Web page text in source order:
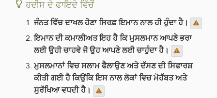
ਹਦੀਸ ਦੇ ਫਾਇਦੇ ਵਿੱਚੋਂ
ਜੰਨਤ ਵਿੱਚ ਦਾਖਲ ਹੋਣਾ ਸਿਰਫ਼ ਇਮਾਨ ਨਾਲ ਹੀ ਹੁੰਦਾ ਹੈ।
ਇਮਾਨ ਦੀ ਕਮਾਲੀਅਤ ਇਹ ਹੈ ਕਿ ਮੁਸਲਮਾਨ ਆਪਣੇ ਭਰਾ
ਲਈ ਉਹੀ ਚਾਹਵੇ ਜੋ ਉਹ ਆਪਣੇ ਲਈ ਚਾਹੁੰਦਾ ਹੈ।
ਮੁਸਲਮਾਨਾਂ ਵਿਚ ਸਲਾਮ ਫੈਲਾਉਣ ਅਤੇ ਦੱਸਣ ਦੀ ਸਿਫਾਰਸ਼
ਕੀਤੀ ਗਈ ਹੈ ਕਿਉਂਕਿ ਇਸ ਨਾਲ ਲੋਕਾਂ ਵਿਚ ਮੋਹੱਬਤ ਅਤੇ
ਸੁਰੱਖਿਆ ਵਧਦੀ ਹੈ।